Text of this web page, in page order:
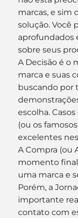
marcas, e sim
solução. Você
aprofundados
sobre seus
A Decisão é o
marca e suas
buscando por
escolha.
(ou os
excelentes
A Compra (ou
momento
uma marca e
Porém, a
importante
contato com